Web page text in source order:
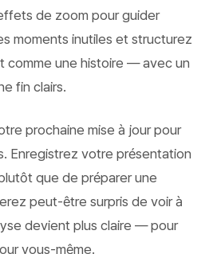
de zoom pour guider
moments inutiles et structurez
comme une histoire — avec un
fin clairs.
prochaine mise à jour pour
Enregistrez votre présentation
que de préparer une
peut-être surpris de voir à
devient plus claire — pour
vous-même.